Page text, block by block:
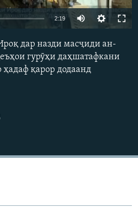
RL
2:19
дар назди масҷиди ан-
гурӯҳи даҳшатафкани
қарор додаанд